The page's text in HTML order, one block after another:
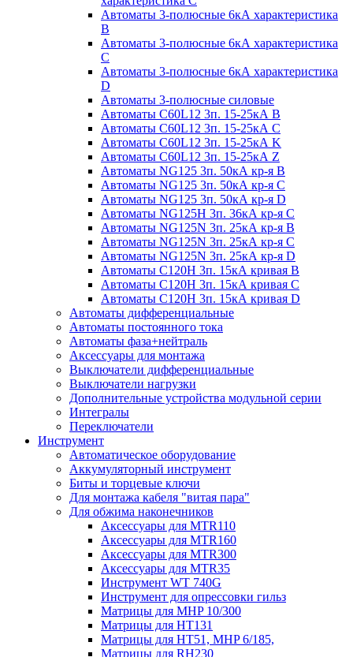
Автоматы 3-полюсные 6кА характеристика
B
Автоматы 3-полюсные 6кА характеристика
C
Автоматы 3-полюсные 6кА характеристика
D
Автоматы 3-полюсные силовые
Автоматы C60L12 3п. 15-25кА B
Автоматы C60L12 3п. 15-25кА C
Автоматы C60L12 3п. 15-25кА K
Автоматы C60L12 3п. 15-25кА Z
Автоматы NG125 3п. 50кА кр-я B
Автоматы NG125 3п. 50кА кр-я C
Автоматы NG125 3п. 50кА кр-я D
Автоматы NG125H 3п. 36кА кр-я C
Автоматы NG125N 3п. 25кА кр-я B
Автоматы NG125N 3п. 25кА кр-я C
Автоматы NG125N 3п. 25кА кр-я D
Автоматы С120Н 3п. 15кА кривая B
Автоматы С120Н 3п. 15кА кривая C
Автоматы С120Н 3п. 15кА кривая D
Автоматы дифференциальные
Автоматы постоянного тока
Автоматы фаза+нейтраль
Аксессуары для монтажа
Выключатели дифференциальные
Выключатели нагрузки
Дополнительные устройства модульной серии
Интегралы
Переключатели
Инструмент
Автоматическое оборудование
Аккумуляторный инструмент
Биты и торцевые ключи
Для монтажа кабеля "витая пара"
Для обжима наконечников
Аксессуары для MTR110
Аксессуары для MTR160
Аксессуары для MTR300
Аксессуары для MTR35
Инструмент WT 740G
Инструмент для опрессовки гильз
Матрицы для MHP 10/300
Матрицы для НТ131
Матрицы для НТ51, MHP 6/185,
Матрицы для RH230